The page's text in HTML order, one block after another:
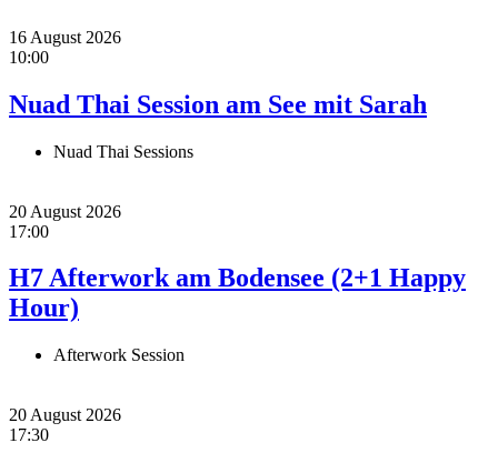
16 August 2026
10:00
Nuad Thai Session am See mit Sarah
Nuad Thai Sessions
20 August 2026
17:00
H7 Afterwork am Bodensee (2+1 Happy
Hour)
Afterwork Session
20 August 2026
17:30